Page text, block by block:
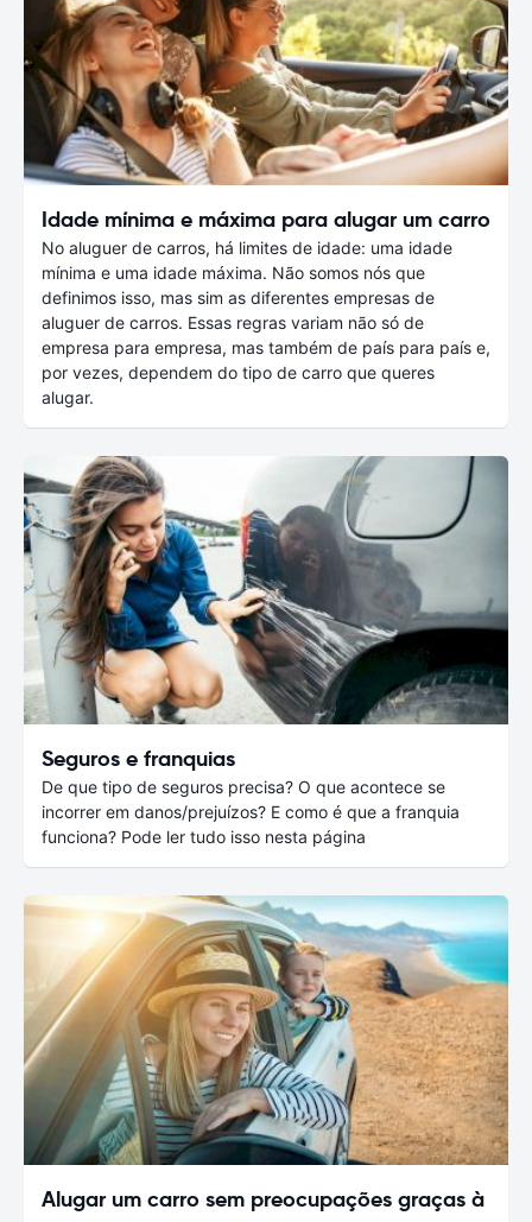
Idade mínima e máxima para alugar um carro
No aluguer de carros, há limites de idade: uma idade
mínima e uma idade máxima. Não somos nós que
definimos isso, mas sim as diferentes empresas de
aluguer de carros. Essas regras variam não só de
empresa para empresa, mas também de país para país e,
por vezes, dependem do tipo de carro que queres
alugar.
Seguros e franquias
De que tipo de seguros precisa? O que acontece se
incorrer em danos/prejuízos? E como é que a franquia
funciona? Pode ler tudo isso nesta página
Alugar um carro sem preocupações graças à